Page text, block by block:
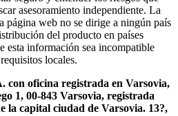
asesoramiento independiente. La
página web no se dirige a ningún país
del producto en países
esta información sea incompatible
locales.
oficina registrada en Varsovia,
1, 00-843 Varsovia, registrada
la capital ciudad de Varsovia. 13?,